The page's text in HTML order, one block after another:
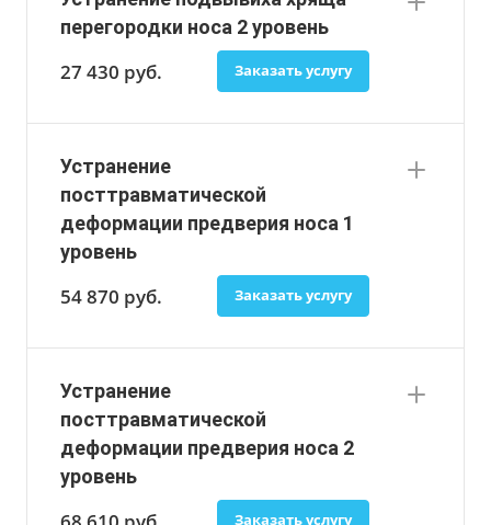
перегородки носа 2 уровень
27 430 руб. Заказать услугу
Устранение
посттравматической
деформации предверия носа 1
уровень
54 870 руб. Заказать услугу
Устранение
посттравматической
деформации предверия носа 2
уровень
Заказать услугу